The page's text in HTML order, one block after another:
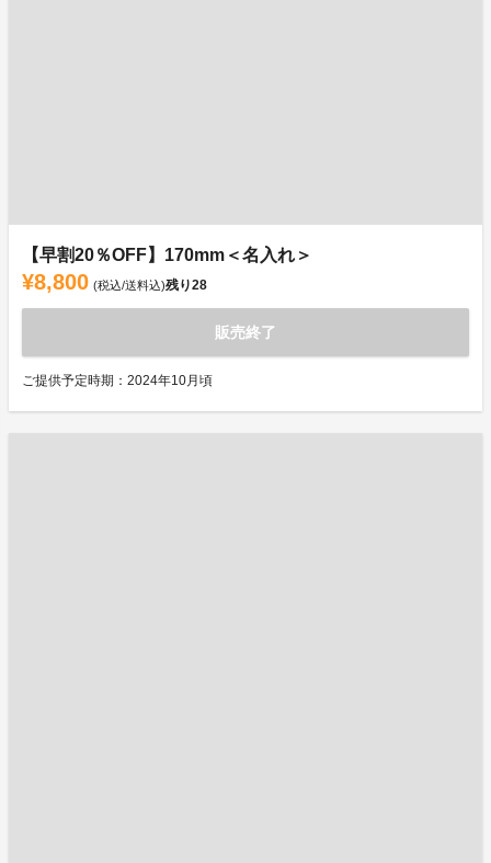
【早割20％OFF】170mm＜名入れ＞
¥8,800 (税込/送料込)残り28
販売終了
ご提供予定時期：2024年10月頃